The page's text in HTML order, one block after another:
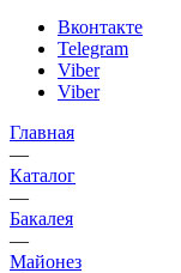
Вконтакте
Telegram
Viber
Viber
Главная
—
Каталог
—
Бакалея
—
Майонез